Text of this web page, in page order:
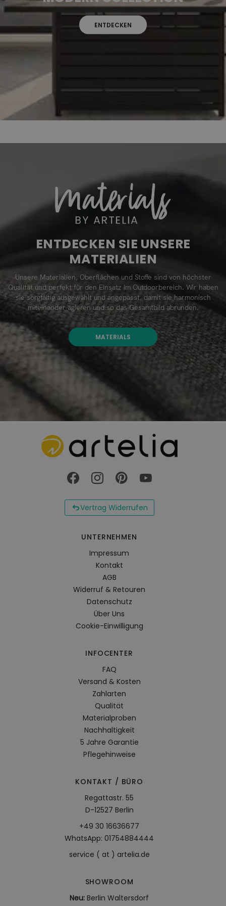
ENTDECKEN
ENTDECKEN SIE UNSERE
MATERIALIEN
Unsere Materialien, Oberflächen und Stoffe sind von höchster
Qualität und perfekt für den Einsatz im Outdoorbereich. Wir haben
sie sorgfältig ausgewählt und angepasst, damit sie harmonisch
miteinander agieren und so das Gesamtbild abrunden.
MATERIALS
Vertrag Widerrufen
UNTERNEHMEN
Impressum
Kontakt
AGB
Widerruf & Retouren
Datenschutz
Über Uns
Cookie-Einwilligung
INFOCENTER
FAQ
Versand & Kosten
Zahlarten
Qualität
Materialproben
Nachhaltigkeit
5 Jahre Garantie
Pflegehinweise
KONTAKT / BÜRO
Regattastr. 55
D-12527 Berlin
+49 30 16636677
WhatsApp: 01754884444
service ( at ) artelia.de
SHOWROOM
Neu: Berlin Waltersdorf